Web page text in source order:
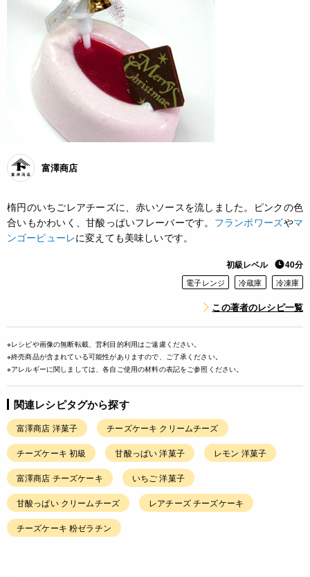
富澤商店
楕円のいちごレアチーズに、赤いソースを流しました。ピンクの色
合いもかわいく、甘酸っぱいフレーバーです。 フランボワーズやマ
ンゴーピューレに変えても美味しいです。
初級レベル 40分
電子レンジ 冷蔵庫 冷凍庫
この著者のレシピ一覧
※レシピや画像の無断転載、営利目的利用はご遠慮ください。
※終売商品が含まれている可能性がありますので、ご了承ください。
※アレルギーに関しましては、各自ご使用の材料の表記をご参照ください。
関連レシピタグから探す
富澤商店 洋菓子 チーズケーキ クリームチーズ
チーズケーキ 初級 甘酸っぱい 洋菓子 レモン 洋菓子
富澤商店 チーズケーキ いちご 洋菓子
甘酸っぱい クリームチーズ レアチーズ チーズケーキ
チーズケーキ 粉ゼラチン